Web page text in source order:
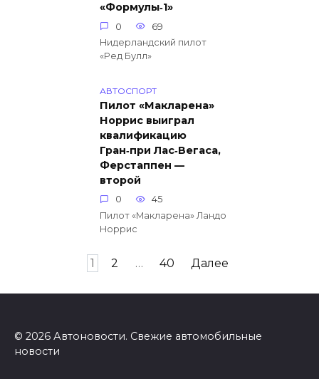
«Формулы‑1»
0
69
Нидерландский пилот
«Ред Булл»
АВТОСПОРТ
Пилот «Макларена»
Норрис выиграл
квалификацию
Гран‑при Лас‑Вегаса,
Ферстаппен —
второй
0
45
Пилот «Макларена» Ландо
Норрис
1 2 … 40 Далее
© 2026 Автоновости. Свежие автомобильные
новости